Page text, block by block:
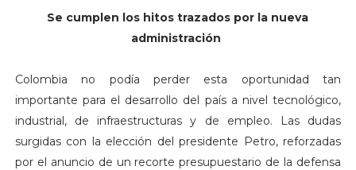
Se cumplen los hitos trazados por la nueva
administración
Colombia no podía perder esta oportunidad tan
importante para el desarrollo del país a nivel tecnológico,
industrial, de infraestructuras y de empleo. Las dudas
surgidas con la elección del presidente Petro, reforzadas
por el anuncio de un recorte presupuestario de la defensa